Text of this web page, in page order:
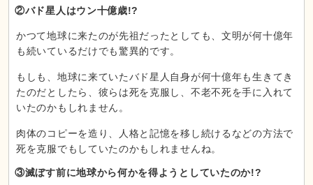
②バド星人はウン十億歳!?
かつて地球に来たのが先祖だったとしても、文明が何十億年
も続いているだけでも驚異的です。
もしも、地球に来ていたバド星人自身が何十億年も生きてき
たのだとしたら、彼らは死を克服し、不老不死を手に入れて
いたのかもしれません。
肉体のコピーを造り、人格と記憶を移し続けるなどの方法で
死を克服でもしていたのかもしれませんね。
③滅ぼす前に地球から何かを得ようとしていたのか!?